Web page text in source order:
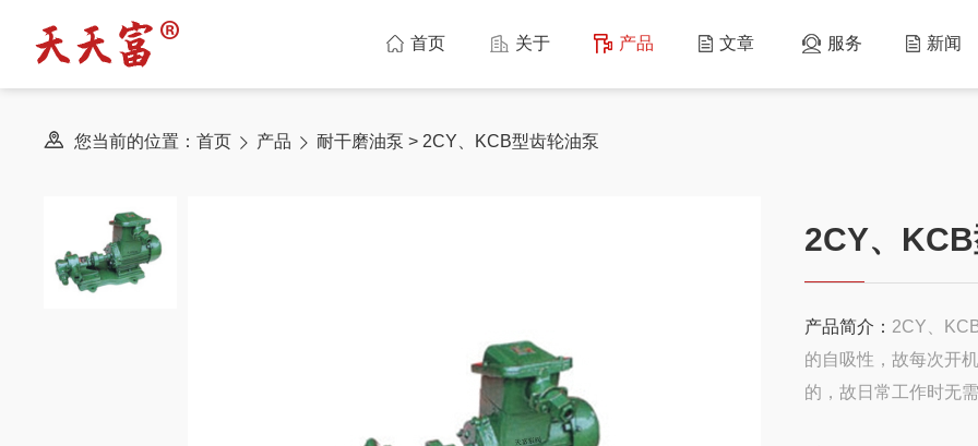
首页 关于 产品 文章 服务 新闻
您当前的位置：首页 产品 耐干磨油泵 > 2CY、KCB型齿轮油泵
2CY、
产品简介： 2CY、
的自吸性，故每次开
的，故日常工作时无